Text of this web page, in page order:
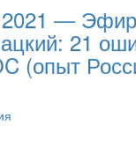
—
21
(опыт